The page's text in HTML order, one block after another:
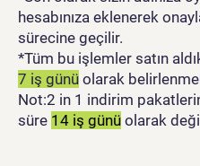
hesabınıza eklenerek
sürecine geçilir.
*Tüm bu işlemler satın
7 iş günü olarak
Not:2 in 1 indirim
süre 14 iş günü olarak